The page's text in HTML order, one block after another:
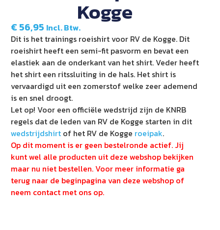
Kogge
€ 56,95 Incl. Btw.
Dit is het trainings roeishirt voor RV de Kogge. Dit
roeishirt heeft een semi-fit pasvorm en bevat een
elastiek aan de onderkant van het shirt. Veder heeft
het shirt een ritssluiting in de hals. Het shirt is
vervaardigd uit een zomerstof welke zeer ademend
is en snel droogt.
Let op! Voor een officiële wedstrijd zijn de KNRB
regels dat de leden van RV de Kogge starten in dit
wedstrijdshirt of het RV de Kogge roeipak.
Op dit moment is er geen bestelronde actief. Jij
kunt wel alle producten uit deze webshop bekijken
maar nu niet bestellen. Voor meer informatie ga
terug naar de beginpagina van deze webshop of
neem contact met ons op.